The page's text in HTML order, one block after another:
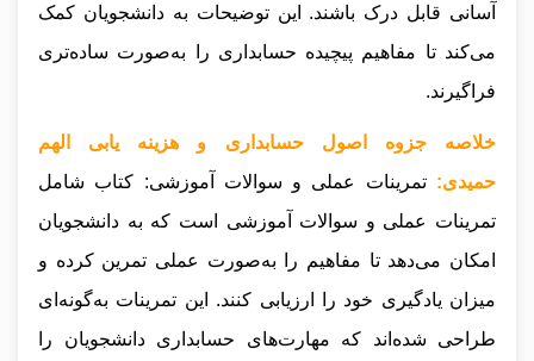
آسانی قابل درک باشند. این توضیحات به دانشجویان کمک
می‌کند تا مفاهیم پیچیده حسابداری را به‌صورت ساده‌تری
فراگیرند.
خلاصه جزوه اصول حسابداری و هزینه یابی الهم
حمیدی: تمرینات عملی و سوالات آموزشی: کتاب شامل
تمرینات عملی و سوالات آموزشی است که به دانشجویان
امکان می‌دهد تا مفاهیم را به‌صورت عملی تمرین کرده و
میزان یادگیری خود را ارزیابی کنند. این تمرینات به‌گونه‌ای
طراحی شده‌اند که مهارت‌های حسابداری دانشجویان را